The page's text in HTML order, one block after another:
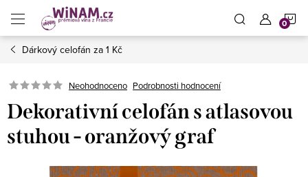
obsah
Dárkový celofán za 1 Kč
Neohodnoceno Podrobnosti hodnocení
Dekorativní celofán s atlasovou
stuhou - oranžový graf